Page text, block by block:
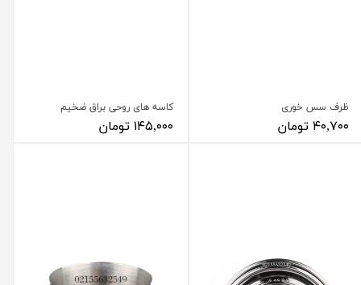
ظرف سس خوری
۴۰,۷۰۰ تومان
کاسه های روحی براق ضخیم
۱۴۵,۰۰۰ تومان